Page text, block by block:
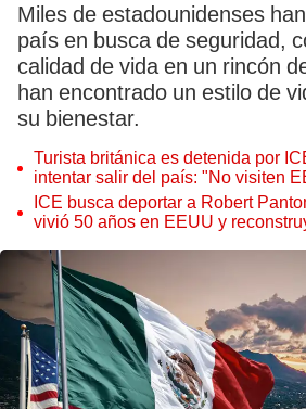
Miles de estadounidenses
país en busca de seguridad,
calidad de vida en un rincón
han encontrado un estilo de
su bienestar.
Turista británica es detenida por
intentar salir del país: "No visiten
de lo que podría pasarles"
ICE busca deportar a Robert
vivió 50 años en EEUU y